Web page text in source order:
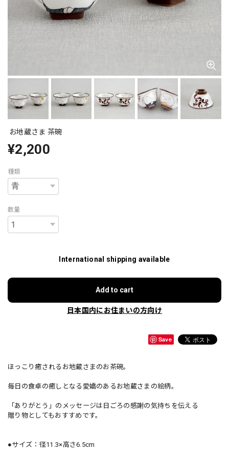
お地蔵さま 茶碗
¥2,200
種類
数量
International shipping available
Add to cart
日本国内にお住まいの方向け
Save
ほっこり癒されるお地蔵さまのお茶碗。
毎日の食卓の癒しとなる愛嬌のあるお地蔵さまの絵柄。
「ありがとう」のメッセージは日ごろの感謝の気持ちを伝える
贈り物としてもおすすめです。
●サイズ：径11.3×高さ6.5cm